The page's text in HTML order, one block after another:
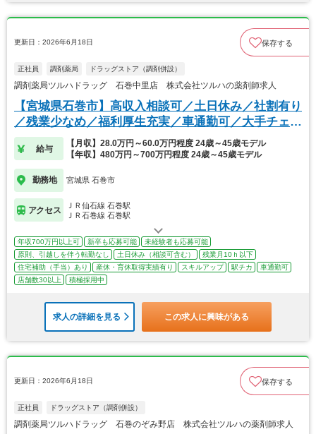
更新日：2026年6月18日 保存する
正社員 調剤薬局 ドラッグストア（調剤併設）
調剤薬局ツルハドラッグ 石巻中里店 株式会社ツルハの薬剤師求人
【宮城県石巻市】高収入相談可／土日休み／社割有り
／残業少なめ／福利厚生充実／車通勤可／大手チェー
ン
給与
【月収】28.0万円～60.0万円程度 24歳～45歳モデル
【年収】480万円～700万円程度 24歳～45歳モデル
勤務地 宮城県 石巻市
アクセス
ＪＲ仙石線 石巻駅
ＪＲ石巻線 石巻駅
年収700万円以上可 新卒も応募可能
未経験者も応募可能
原則、引越しを伴う転勤なし
土日休み（相談可含む）
残業月10ｈ以下
住宅補助（手当）あり
産休・育休取得実績有り スキルアップ 駅チカ
車通勤可
店舗数30以上
積極採用中
求人の詳細を見る この求人に興味がある
更新日：2026年6月18日 保存する
正社員 ドラッグストア（調剤併設）
調剤薬局ツルハドラッグ 石巻のぞみ野店 株式会社ツルハの薬剤師求人